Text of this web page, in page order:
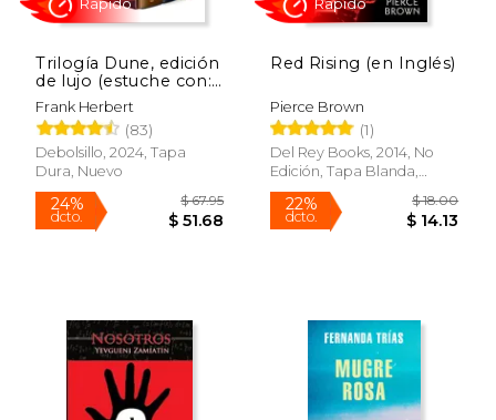
dcto. $ 22.98
Rápido
dcto.
Trilogía Dune, edición
de lujo (estuche con:
Dune | El mesías de
Dune | Hijos de Dune)
Frank Herbert
(83)
Debolsillo, 2024, Tapa
Dura, Nuevo
Red Rising (en Inglés)
Pierce Brown
(1)
Del Rey Books, 2014, No
Edición, Tapa Blanda,
Nuevo